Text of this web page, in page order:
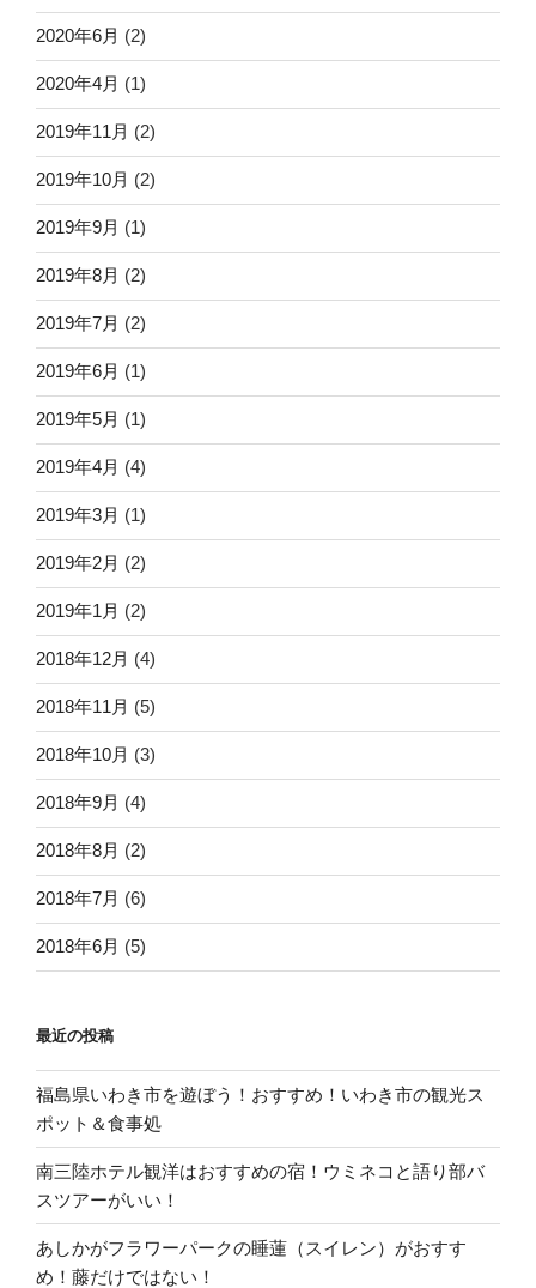
2020年6月 (2)
2020年4月 (1)
2019年11月 (2)
2019年10月 (2)
2019年9月 (1)
2019年8月 (2)
2019年7月 (2)
2019年6月 (1)
2019年5月 (1)
2019年4月 (4)
2019年3月 (1)
2019年2月 (2)
2019年1月 (2)
2018年12月 (4)
2018年11月 (5)
2018年10月 (3)
2018年9月 (4)
2018年8月 (2)
2018年7月 (6)
2018年6月 (5)
最近の投稿
福島県いわき市を遊ぼう！おすすめ！いわき市の観光ス
ポット＆食事処
南三陸ホテル観洋はおすすめの宿！ウミネコと語り部バ
スツアーがいい！
あしかがフラワーパークの睡蓮（スイレン）がおすす
め！藤だけではない！